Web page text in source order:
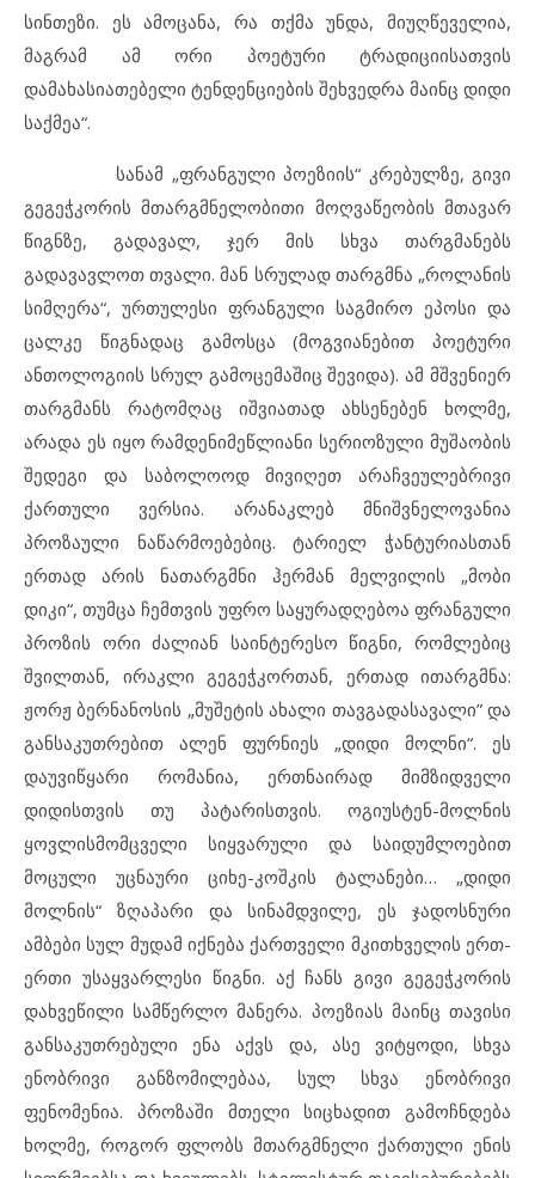
სინთეზი. ეს ამოცანა, რა თქმა უნდა, მიუღწეველია,
მაგრამ ამ ორი პოეტური ტრადიციისათვის
დამახასიათებელი ტენდენციების შეხვედრა მაინც დიდი
საქმეა“.
სანამ „ფრანგული პოეზიის“ კრებულზე, გივი
გეგეჭკორის მთარგმნელობითი მოღვაწეობის მთავარ
წიგნზე, გადავალ, ჯერ მის სხვა თარგმანებს
გადავავლოთ თვალი. მან სრულად თარგმნა „როლანის
სიმღერა“, ურთულესი ფრანგული საგმირო ეპოსი და
ცალკე წიგნადაც გამოსცა (მოგვიანებით პოეტური
ანთოლოგიის სრულ გამოცემაშიც შევიდა). ამ მშვენიერ
თარგმანს რატომღაც იშვიათად ახსენებენ ხოლმე,
არადა ეს იყო რამდენიმეწლიანი სერიოზული მუშაობის
შედეგი და საბოლოოდ მივიღეთ არაჩვეულებრივი
ქართული ვერსია. არანაკლებ მნიშვნელოვანია
პროზაული ნაწარმოებებიც. ტარიელ ჭანტურიასთან
ერთად არის ნათარგმნი ჰერმან მელვილის „მობი
დიკი“, თუმცა ჩემთვის უფრო საყურადღებოა ფრანგული
პროზის ორი ძალიან საინტერესო წიგნი, რომლებიც
შვილთან, ირაკლი გეგეჭკორთან, ერთად ითარგმნა:
ჟორჟ ბერნანოსის „მუშეტის ახალი თავგადასავალი” და
განსაკუთრებით ალენ ფურნიეს „დიდი მოლნი“. ეს
დაუვიწყარი რომანია, ერთნაირად მიმზიდველი
დიდისთვის თუ პატარისთვის. ოგიუსტენ-მოლნის
ყოვლისმომცველი სიყვარული და საიდუმლოებით
მოცული უცნაური ციხე-კოშკის ტალანები… „დიდი
მოლნის“ ზღაპარი და სინამდვილე, ეს ჯადოსნური
ამბები სულ მუდამ იქნება ქართველი მკითხველის ერთ-
ერთი უსაყვარლესი წიგნი. აქ ჩანს გივი გეგეჭკორის
დახვეწილი სამწერლო მანერა. პოეზიას მაინც თავისი
განსაკუთრებული ენა აქვს და, ასე ვიტყოდი, სხვა
ენობრივი განზომილებაა, სულ სხვა ენობრივი
ფენომენია. პროზაში მთელი სიცხადით გამოჩნდება
ხოლმე, როგორ ფლობს მთარგმნელი ქართული ენის